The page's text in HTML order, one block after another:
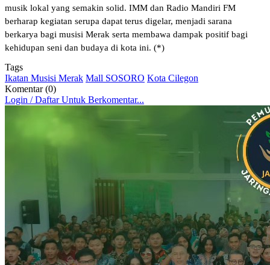
musik lokal yang semakin solid. IMM dan Radio Mandiri FM
berharap kegiatan serupa dapat terus digelar, menjadi sarana
berkarya bagi musisi Merak serta membawa dampak positif bagi
kehidupan seni dan budaya di kota ini. (*)
Tags
Ikatan Musisi Merak Mall SOSORO Kota Cilegon
Komentar (0)
Login / Daftar Untuk Berkomentar...